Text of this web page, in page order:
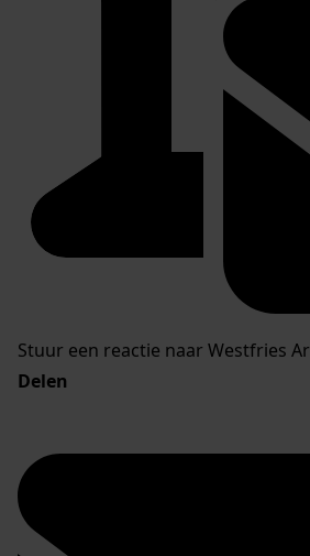
Stuur een reactie naar Westfries
Delen